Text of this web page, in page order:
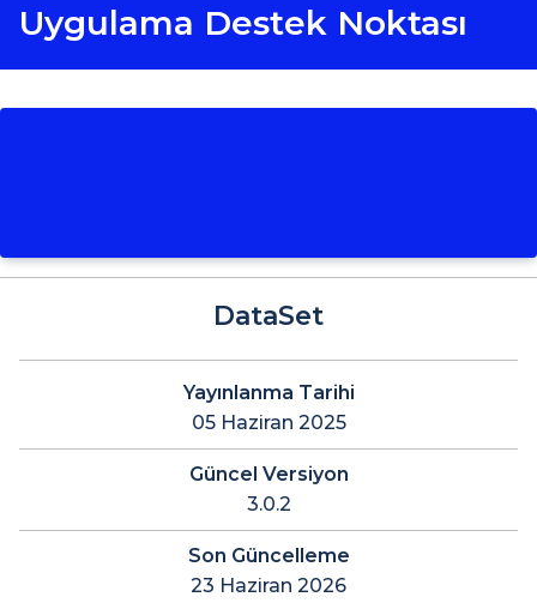
Uygulama Destek Noktası
DataSet
Yayınlanma Tarihi
05 Haziran 2025
Güncel Versiyon
3.0.2
Son Güncelleme
23 Haziran 2026